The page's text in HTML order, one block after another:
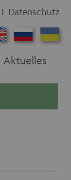
I Datenschutz
Aktuelles